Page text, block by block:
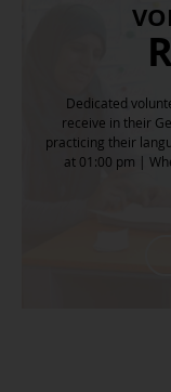
Dedicated
receive in their
practicing their
at 01:00 pm |